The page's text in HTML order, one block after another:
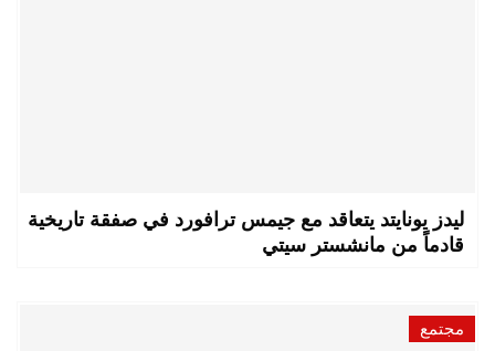
ليدز يونايتد يتعاقد مع جيمس ترافورد في صفقة تاريخية
قادماً من مانشستر سيتي
مجتمع